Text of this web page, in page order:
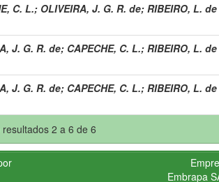
C. L.; OLIVEIRA, J. G. R. de; RIBEIRO, L. de
J. G. R. de; CAPECHE, C. L.; RIBEIRO, L. de
J. G. R. de; CAPECHE, C. L.; RIBEIRO, L. de
2 a 6 de 6
Embrapa